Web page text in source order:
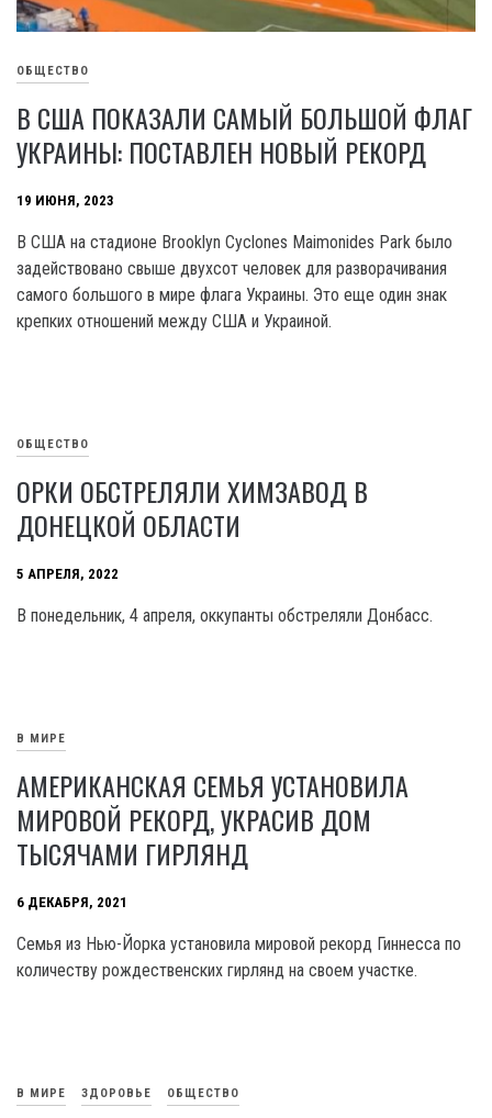
ОБЩЕСТВО
В США ПОКАЗАЛИ САМЫЙ БОЛЬШОЙ ФЛАГ
УКРАИНЫ: ПОСТАВЛЕН НОВЫЙ РЕКОРД
19 ИЮНЯ, 2023
B США на стадионе Brooklyn Cyclones Maimonides Park было
задействовано свыше двухсот человек для разворачивания
самого большого в мире флага Украины. Это еще один знак
крепких отношений между США и Украиной.
ОБЩЕСТВО
ОРКИ ОБСТРЕЛЯЛИ ХИМЗАВОД В
ДОНЕЦКОЙ ОБЛАСТИ
5 АПРЕЛЯ, 2022
В понедельник, 4 апреля, оккупанты обстреляли Донбасс.
В МИРЕ
АМЕРИКАНСКАЯ СЕМЬЯ УСТАНОВИЛА
МИРОВОЙ РЕКОРД, УКРАСИВ ДОМ
ТЫСЯЧАМИ ГИРЛЯНД
6 ДЕКАБРЯ, 2021
Семья из Нью-Йорка установила мировой рекорд Гиннесса по
количеству рождественских гирлянд на своем участке.
В МИРЕ ЗДОРОВЬЕ ОБЩЕСТВО